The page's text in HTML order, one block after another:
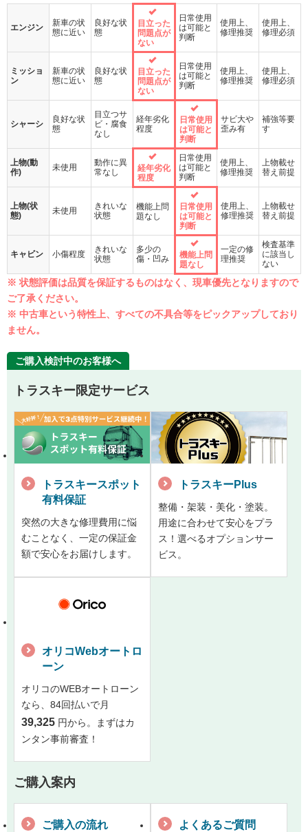
エンジン
新車の状
態に近い
良好な状
態
目立った
問題点が
ない
日常使用
は可能と
判断
使用上、
修理推奨
使用上、
修理必須
ミッショ
ン
新車の状
態に近い
良好な状
態
目立った
問題点が
ない
日常使用
は可能と
判断
使用上、
修理推奨
使用上、
修理必須
シャーシ
良好な状
態
目立つサ
ビ・腐食
なし
経年劣化
程度
日常使用
は可能と
判断
サビ大や
歪み有
補強等要
す
上物(動
作)
未使用
動作に異
常なし
経年劣化
程度
日常使用
は可能と
判断
使用上、
修理推奨
上物載せ
替え前提
上物(状
態)
未使用
きれいな
状態
機能上問
題なし
日常使用
は可能と
判断
使用上、
修理推奨
上物載せ
替え前提
キャビン 小傷程度
きれいな
状態
多少の
傷・凹み
機能上問
題なし
一定の修
理推奨
検査基準
に該当し
ない
※ 状態評価は品質を保証するものはなく、現車優先となりますので
ご了承ください。
※ 中古車という特性上、すべての不具合等をピックアップしており
ません。
ご購入検討中のお客様へ
トラスキー限定サービス
トラスキースポット
有料保証
突然の大きな修理費用に悩
むことなく、一定の保証金
額で安心をお届けします。
トラスキーPlus
整備・架装・美化・塗装。
用途に合わせて安心をプラ
ス！選べるオプションサー
ビス。
オリコWebオートロ
ーン
オリコのWEBオートローン
なら、84回払いで月
39,325 円から。まずはカ
ンタン事前審査！
ご購入案内
ご購入の流れ よくあるご質問